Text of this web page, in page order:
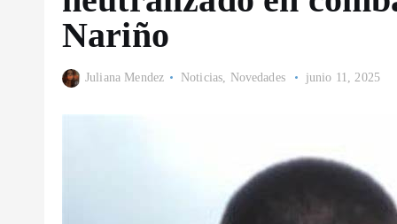
Nariño
Juliana Mendez Noticias, Novedades junio 11, 2025